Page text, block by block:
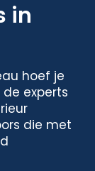
in
hoef je
experts
die met